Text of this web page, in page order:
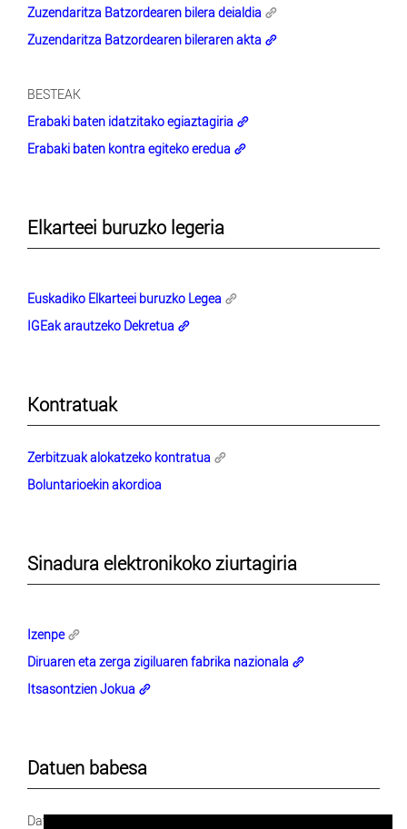
Zuzendaritza Batzordearen bilera deialdia
Zuzendaritza Batzordearen bileraren akta
BESTEAK
Erabaki baten idatzitako egiaztagiria
Erabaki baten kontra egiteko eredua
Elkarteei buruzko legeria
Euskadiko Elkarteei buruzko Legea
IGEak arautzeko Dekretua
Kontratuak
Zerbitzuak alokatzeko kontratua
Boluntarioekin akordioa
Sinadura elektronikoko ziurtagiria
Izenpe
Diruaren eta zerga zigiluaren fabrika nazionala
Itsasontzien Jokua
Datuen babesa
Datu pertsonalak babesteko dekalogoa